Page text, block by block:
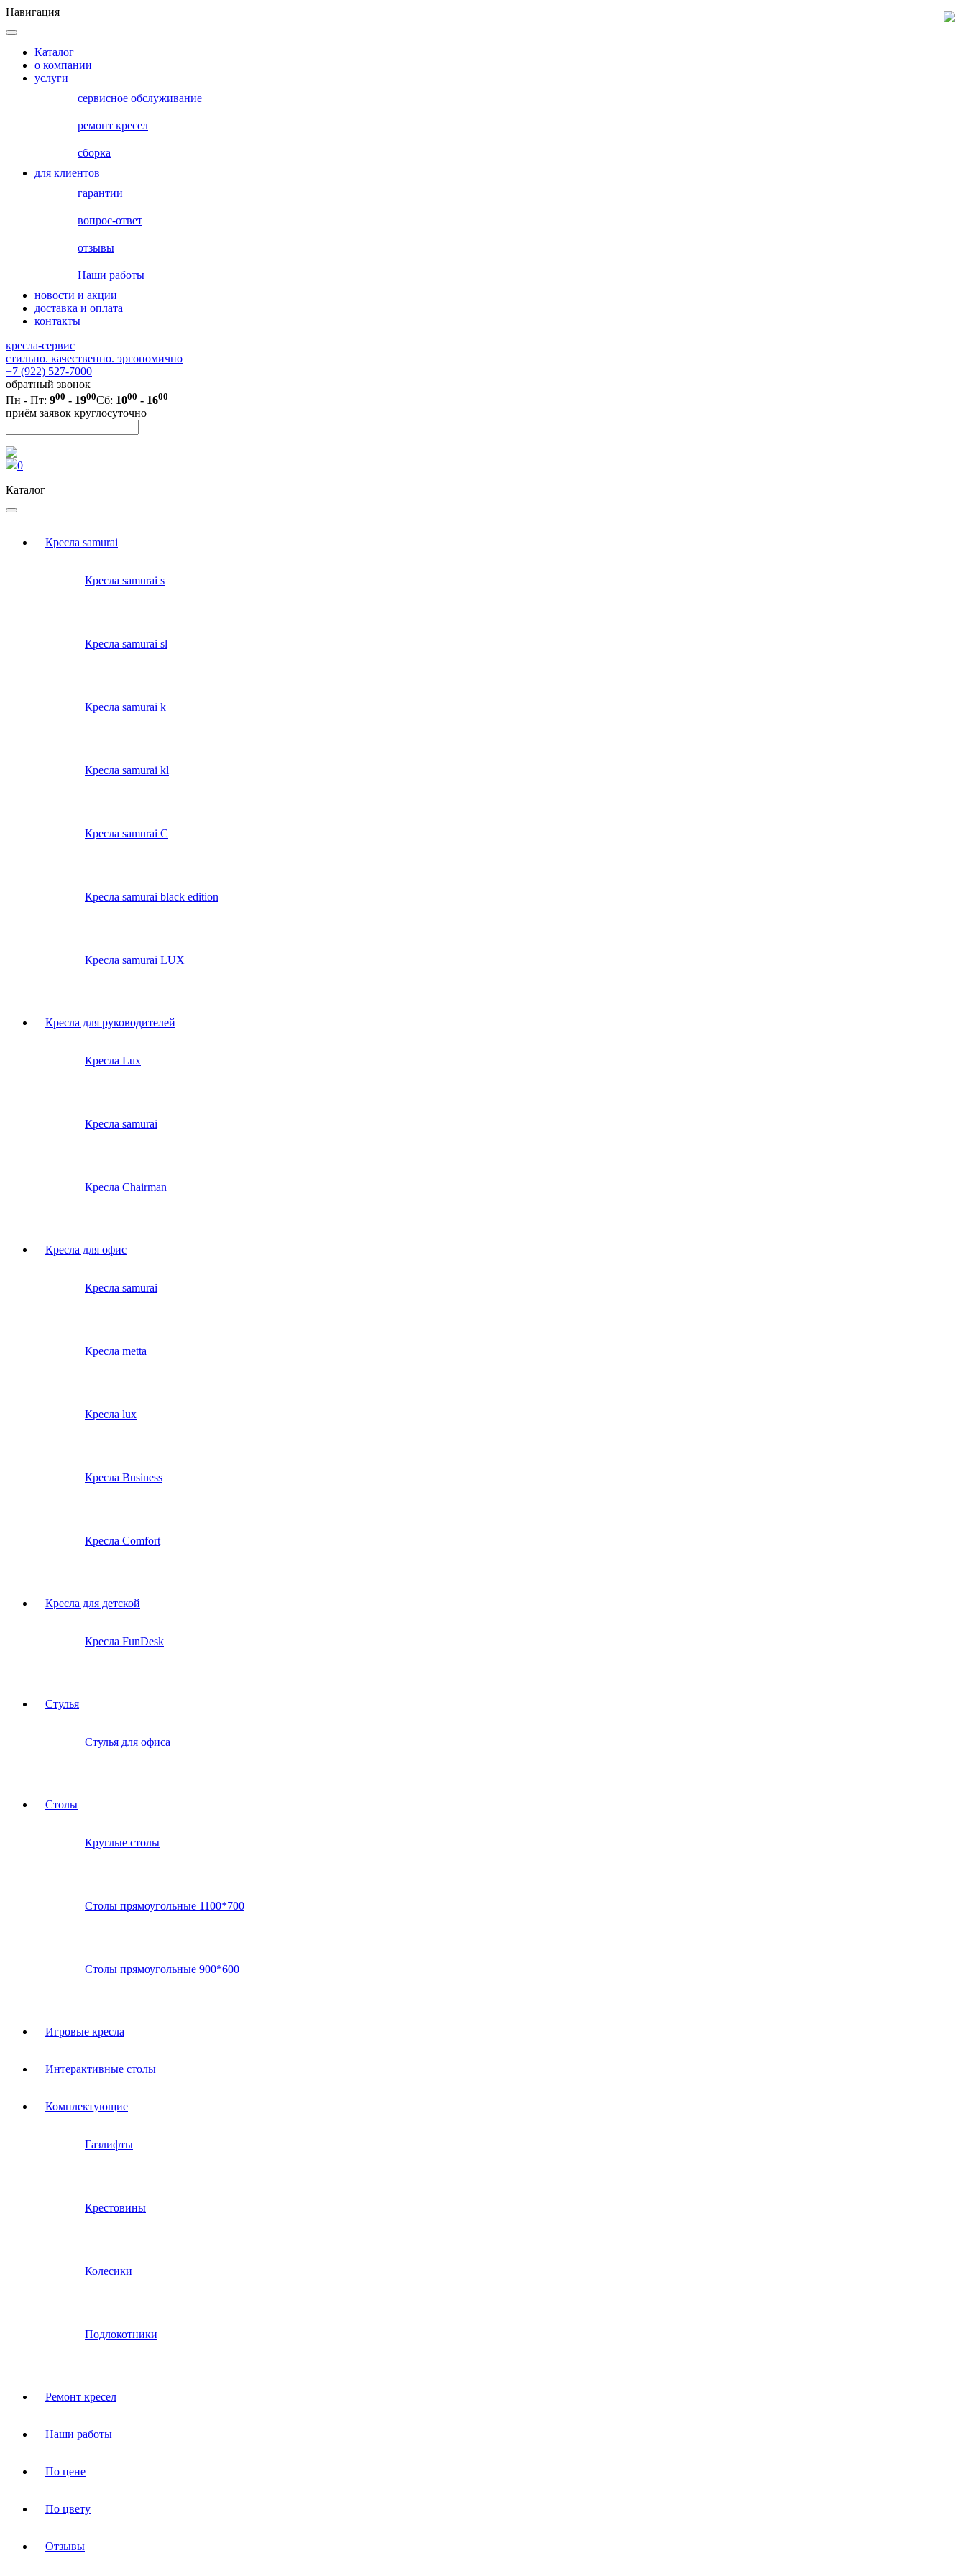
Навигация
Каталог
о компании
услуги
сервисное обслуживание
ремонт кресел
сборка
для клиентов
гарантии
вопрос-ответ
отзывы
Наши работы
новости и акции
доставка и оплата
контакты
кресла-сервис
стильно. качественно. эргономично
+7 (922) 527-7000
обратный звонок
Пн - Пт: 900 - 1900Сб: 1000 - 1600
приём заявок круглосуточно
0
Каталог
Кресла samurai
Кресла samurai s
Кресла samurai sl
Кресла samurai k
Кресла samurai kl
Кресла samurai C
Кресла samurai black edition
Кресла samurai LUX
Кресла для руководителей
Кресла Lux
Кресла samurai
Кресла Chairman
Кресла для офис
Кресла samurai
Кресла metta
Кресла lux
Кресла Business
Кресла Comfort
Кресла для детской
Кресла FunDesk
Стулья
Стулья для офиса
Столы
Круглые столы
Столы прямоугольные 1100*700
Столы прямоугольные 900*600
Игровые кресла
Интерактивные столы
Комплектующие
Газлифты
Крестовины
Колесики
Подлокотники
Ремонт кресел
Наши работы
По цене
По цвету
Отзывы